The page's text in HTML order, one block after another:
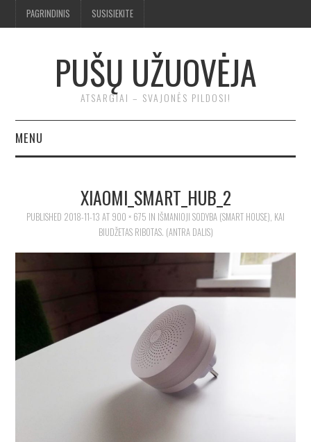
PAGRINDINIS SUSISIEKITE
PUŠŲ UŽUOVĖJA
ATSARGIAI – SVAJONĖS PILDOSI!
MENU
ĮRANKIAI
AUGALAI
XIAOMI_SMART_HUB_2
PUBLISHED 2018-11-13 AT 900 × 675 IN IŠMANIOJI SODYBA (SMART HOUSE), KAI
BIUDŽETAS RIBOTAS. (ANTRA DALIS)